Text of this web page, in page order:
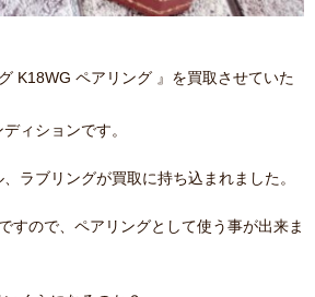
K18WG ペアリング 』を買取させていた
ィションです。
ラブリングが買取に持ち込まれました。
すので、ペアリングとして使う事が出来ま